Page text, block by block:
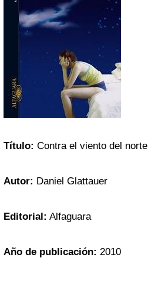
Título: Contra el viento del norte
Autor: Daniel Glattauer
Editorial: Alfaguara
Año de publicación: 2010